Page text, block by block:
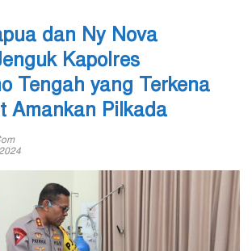
dan Ny Nova
Kapolres
Tengah yang Terkena
Amankan Pilkada